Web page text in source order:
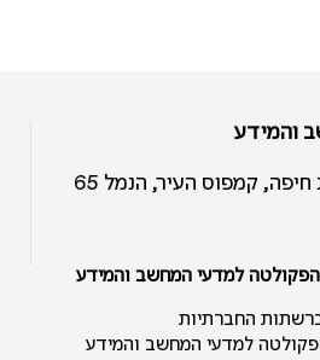
והמידע
בניין עמיר, אוניברסיטת חיפה, קמפוס העיר, הנמל 65
למדעי המחשב והמידע
החברתיות
למדעי המחשב והמידע